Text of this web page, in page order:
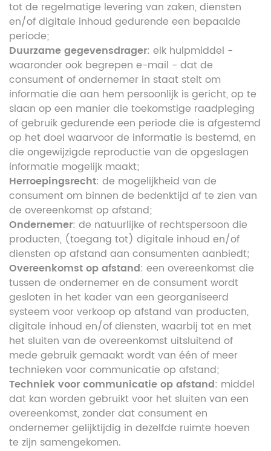
tot de regelmatige levering van zaken, diensten
en/of digitale inhoud gedurende een bepaalde
periode;
Duurzame gegevensdrager: elk hulpmiddel -
waaronder ook begrepen e-mail - dat de
consument of ondernemer in staat stelt om
informatie die aan hem persoonlijk is gericht, op te
slaan op een manier die toekomstige raadpleging
of gebruik gedurende een periode die is afgestemd
op het doel waarvoor de informatie is bestemd, en
die ongewijzigde reproductie van de opgeslagen
informatie mogelijk maakt;
Herroepingsrecht: de mogelijkheid van de
consument om binnen de bedenktijd af te zien van
de overeenkomst op afstand;
Ondernemer: de natuurlijke of rechtspersoon die
producten, (toegang tot) digitale inhoud en/of
diensten op afstand aan consumenten aanbiedt;
Overeenkomst op afstand: een overeenkomst die
tussen de ondernemer en de consument wordt
gesloten in het kader van een georganiseerd
systeem voor verkoop op afstand van producten,
digitale inhoud en/of diensten, waarbij tot en met
het sluiten van de overeenkomst uitsluitend of
mede gebruik gemaakt wordt van één of meer
technieken voor communicatie op afstand;
Techniek voor communicatie op afstand: middel
dat kan worden gebruikt voor het sluiten van een
overeenkomst, zonder dat consument en
ondernemer gelijktijdig in dezelfde ruimte hoeven
te zijn samengekomen.